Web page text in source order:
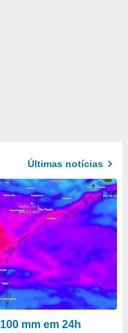
Últimas notícias
mm em 24h